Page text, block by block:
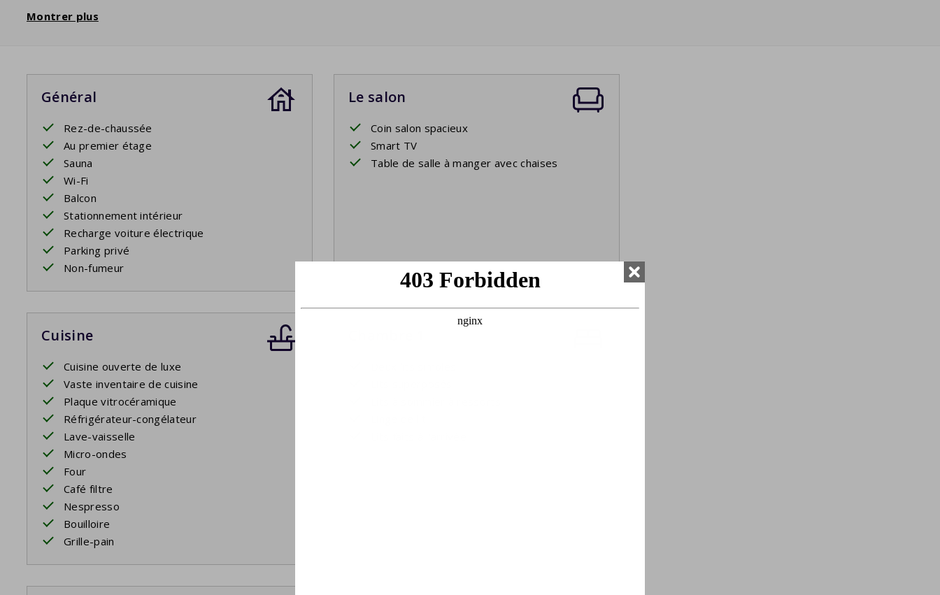
Montrer plus
Général
Rez-de-chaussée
Au premier étage
Sauna
Wi-Fi
Balcon
Stationnement intérieur
Recharge voiture électrique
Parking privé
Non-fumeur
Le salon
Coin salon spacieux
Smart TV
Table de salle à manger avec chaises
Cuisine
Cuisine ouverte de luxe
Vaste inventaire de cuisine
Plaque vitrocéramique
Réfrigérateur-congélateur
Lave-vaisselle
Micro-ondes
Four
Café filtre
Nespresso
Bouilloire
Grille-pain